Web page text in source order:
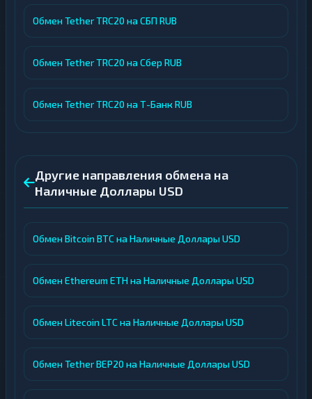
Обмен Tether TRC20 на СБП RUB
Обмен Tether TRC20 на Сбер RUB
Обмен Tether TRC20 на Т-Банк RUB
Другие направления обмена на
Наличные Доллары USD
Обмен Bitcoin BTC на Наличные Доллары USD
Обмен Ethereum ETH на Наличные Доллары USD
Обмен Litecoin LTC на Наличные Доллары USD
Обмен Tether BEP20 на Наличные Доллары USD